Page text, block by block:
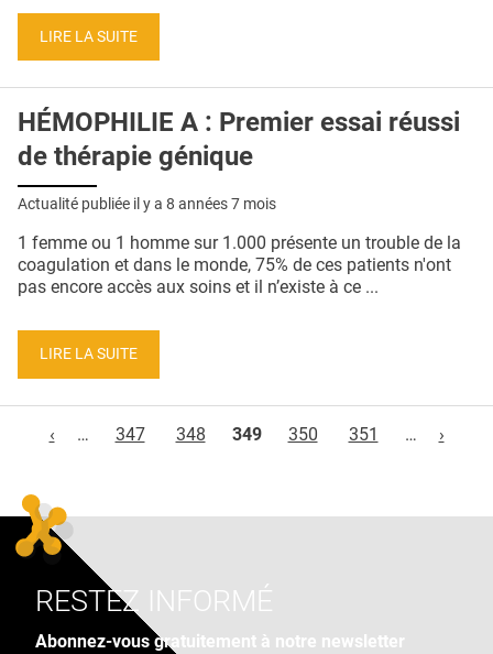
LIRE LA SUITE
HÉMOPHILIE A : Premier essai réussi
de thérapie génique
Actualité publiée il y a 8 années 7 mois
1 femme ou 1 homme sur 1.000 présente un trouble de la
coagulation et dans le monde, 75% de ces patients n'ont
pas encore accès aux soins et il n’existe à ce ...
LIRE LA SUITE
‹
… 347 348 349 350 351 … ›
RESTEZ INFORMÉ
Abonnez-vous gratuitement à notre newsletter